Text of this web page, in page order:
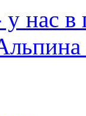
у нас